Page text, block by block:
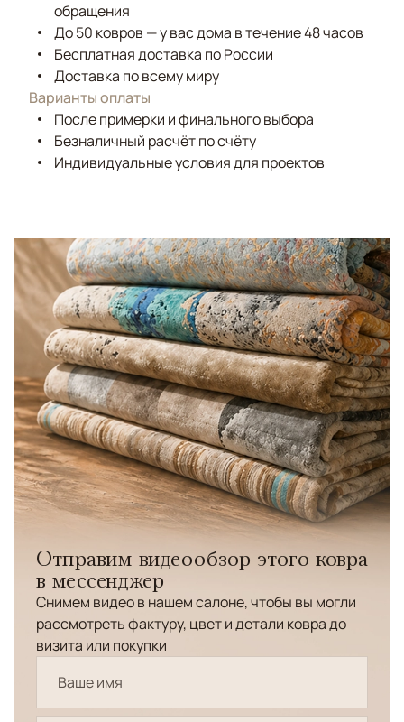
обращения
До 50 ковров — у вас дома в течение 48 часов
Бесплатная доставка по России
Доставка по всему миру
Варианты оплаты
После примерки и финального выбора
Безналичный расчёт по счёту
Индивидуальные условия для проектов
Отправим видеообзор этого ковра
в мессенджер
Снимем видео в нашем салоне, чтобы вы могли
рассмотреть фактуру, цвет и детали ковра до
визита или покупки